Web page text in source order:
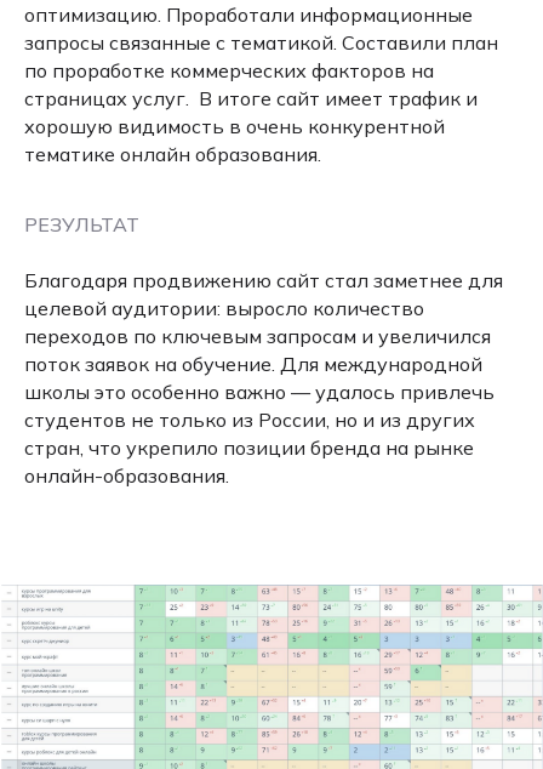
оптимизацию. Проработали информационные
запросы связанные с тематикой. Составили план
по проработке коммерческих факторов на
страницах услуг. В итоге сайт имеет трафик и
хорошую видимость в очень конкурентной
тематике онлайн образования.
РЕЗУЛЬТАТ
Благодаря продвижению сайт стал заметнее для
целевой аудитории: выросло количество
переходов по ключевым запросам и увеличился
поток заявок на обучение. Для международной
школы это особенно важно — удалось привлечь
студентов не только из России, но и из других
стран, что укрепило позиции бренда на рынке
онлайн-образования.